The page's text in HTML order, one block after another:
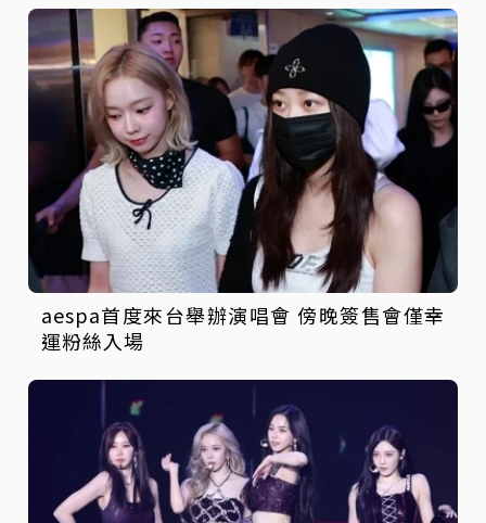
aespa首度來台舉辦演唱會 傍晚簽售會僅幸
運粉絲入場